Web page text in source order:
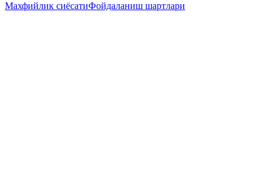
Махфийлик сиёсатиФойдаланиш шартлари